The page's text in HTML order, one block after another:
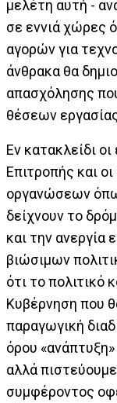
μελέτη αυτή -
σε εννιά χώρες
αγορών για
άνθρακα θα
απασχόλησης
θέσεων
Εν κατακλείδι
Επιτροπής και
οργανώσεων
δείχνουν το
και την ανεργία
βιώσιμων
ότι το πολιτικό
Κυβέρνηση που
παραγωγική
όρου
αλλά
συμφέροντος